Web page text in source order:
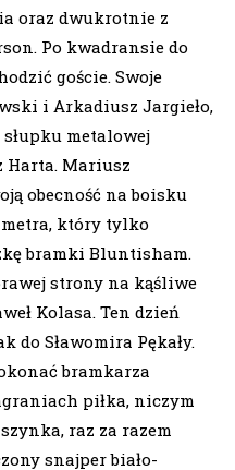
oraz dwukrotnie z
Po kwadransie do
goście. Swoje
i Arkadiusz Jargieło,
metalowej
Harta. Mariusz
obecność na boisku
który tylko
bramki Bluntisham.
strony na kąśliwe
Kolasa. Ten dzień
do Sławomira Pękały.
bramkarza
piłka, niczym
raz za razem
snajper biało-